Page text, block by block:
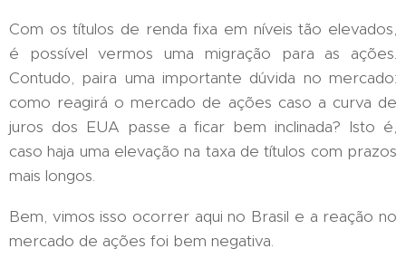
Com os títulos de renda fixa em níveis tão elevados,
é possível vermos uma migração para as ações.
Contudo, paira uma importante dúvida no mercado:
como reagirá o mercado de ações caso a curva de
juros dos EUA passe a ficar bem inclinada? Isto é,
caso haja uma elevação na taxa de títulos com prazos
mais longos.
Bem, vimos isso ocorrer aqui no Brasil e a reação no
mercado de ações foi bem negativa.